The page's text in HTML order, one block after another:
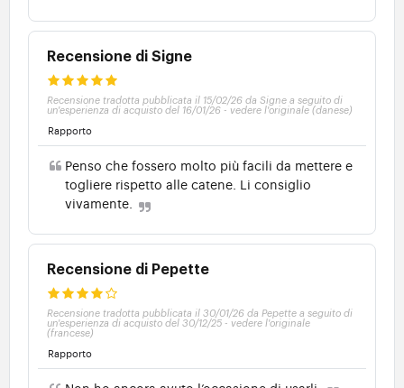
Recensione di Signe
Recensione tradotta pubblicata il 15/02/26 da Signe a seguito di
un'esperienza di acquisto del 16/01/26 - vedere l'originale (danese)
Rapporto
Penso che fossero molto più facili da mettere e
togliere rispetto alle catene. Li consiglio
vivamente.
Recensione di Pepette
Recensione tradotta pubblicata il 30/01/26 da Pepette a seguito di
un'esperienza di acquisto del 30/12/25 - vedere l'originale
(francese)
Rapporto